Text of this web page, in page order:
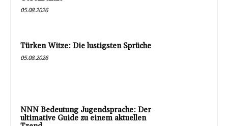
05.08.2026
Türken Witze: Die lustigsten Sprüche
05.08.2026
NNN Bedeutung Jugendsprache: Der
ultimative Guide zu einem aktuellen